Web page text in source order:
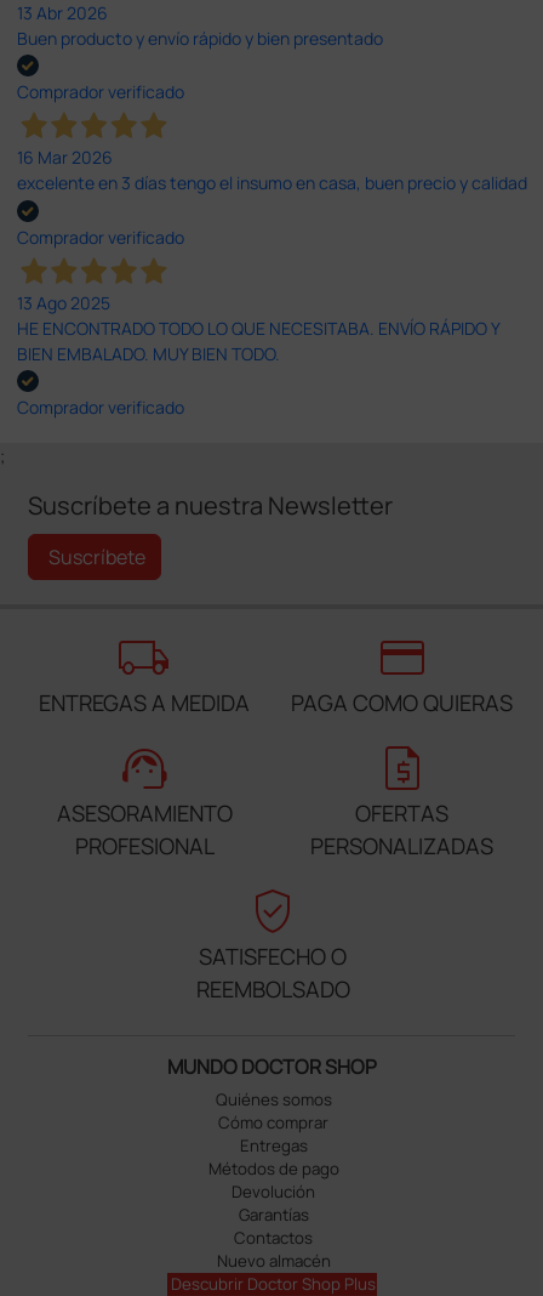
13 Abr 2026
Buen producto y envío rápido y bien presentado
Comprador verificado
16 Mar 2026
excelente en 3 días tengo el insumo en casa, buen precio y calidad
Comprador verificado
13 Ago 2025
HE ENCONTRADO TODO LO QUE NECESITABA. ENVÍO RÁPIDO Y
BIEN EMBALADO. MUY BIEN TODO.
Comprador verificado
;
Suscríbete a nuestra Newsletter
Suscríbete
local_shipping
ENTREGAS A MEDIDA
credit_card
PAGA COMO QUIERAS
support_agent
ASESORAMIENTO
PROFESIONAL
request_quote
OFERTAS
PERSONALIZADAS
verified_user
SATISFECHO O
REEMBOLSADO
MUNDO DOCTOR SHOP
Quiénes somos
Cómo comprar
Entregas
Métodos de pago
Devolución
Garantías
Contactos
Nuevo almacén
Descubrir Doctor Shop Plus